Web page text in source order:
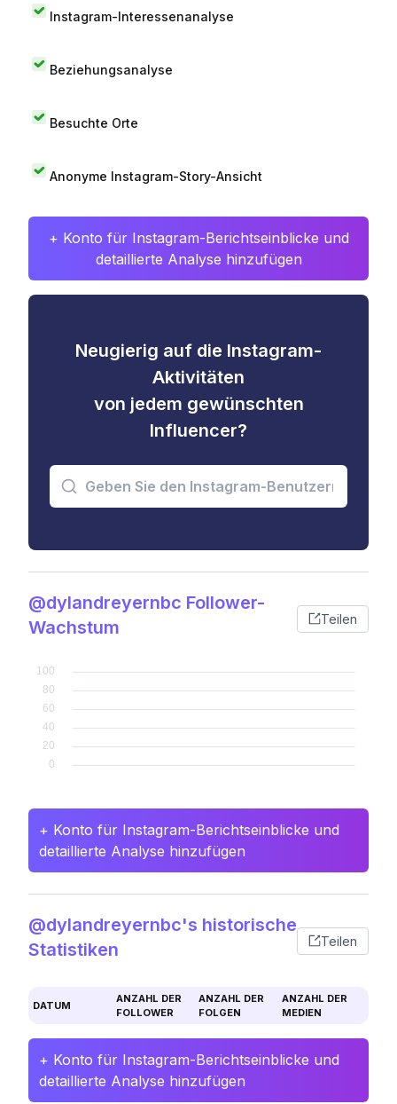
Instagram-Interessenanalyse
Beziehungsanalyse
Besuchte Orte
Anonyme Instagram-Story-Ansicht
+ Konto für Instagram-Berichtseinblicke und
detaillierte Analyse hinzufügen
Neugierig auf die Instagram-
Aktivitäten
von jedem gewünschten
Influencer?
@dylandreyernbc Follower-
Wachstum
Teilen
+ Konto für Instagram-Berichtseinblicke und
detaillierte Analyse hinzufügen
@dylandreyernbc's historische
Statistiken
Teilen
DATUM
ANZAHL DER
FOLLOWER
ANZAHL DER
FOLGEN
ANZAHL DER
MEDIEN
+ Konto für Instagram-Berichtseinblicke und
detaillierte Analyse hinzufügen